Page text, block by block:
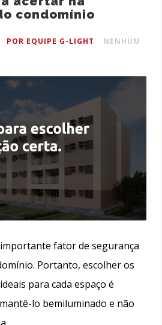
condomínio
POR EQUIPE G-LIGHT
NENHUM
fator de segurança
Portanto, escolher os
para cada espaço é
lo bemiluminado e não